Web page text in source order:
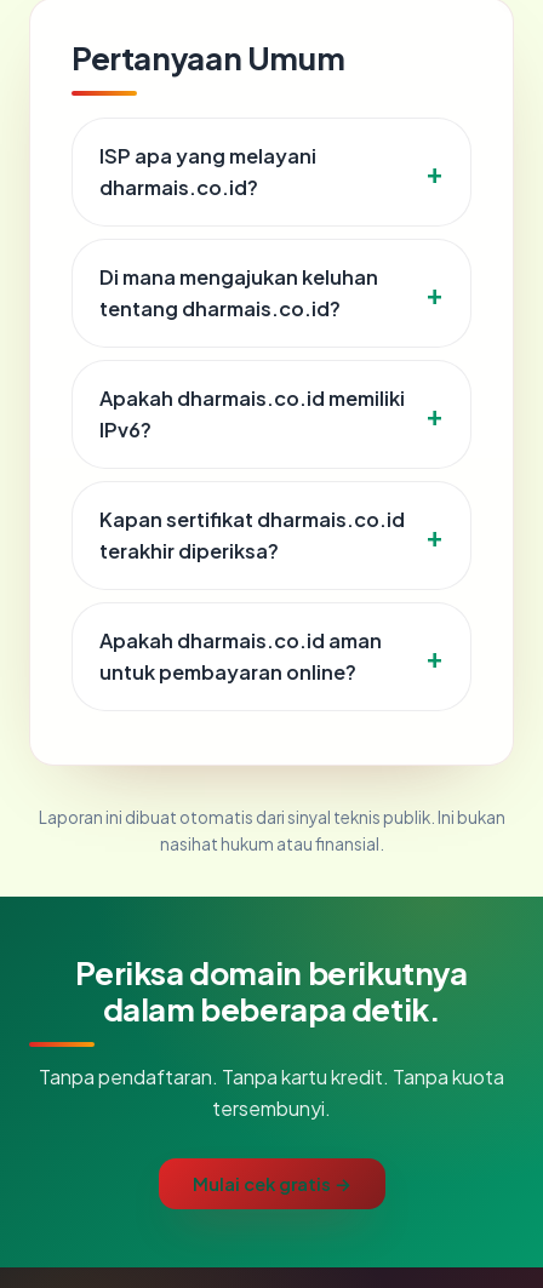
Pertanyaan Umum
ISP apa yang melayani
dharmais.co.id?
Di mana mengajukan keluhan
tentang dharmais.co.id?
Apakah dharmais.co.id memiliki
IPv6?
Kapan sertifikat dharmais.co.id
terakhir diperiksa?
Apakah dharmais.co.id aman
untuk pembayaran online?
Laporan ini dibuat otomatis dari sinyal teknis publik. Ini bukan
nasihat hukum atau finansial.
Periksa domain berikutnya
dalam beberapa detik.
Tanpa pendaftaran. Tanpa kartu kredit. Tanpa kuota
tersembunyi.
Mulai cek gratis →